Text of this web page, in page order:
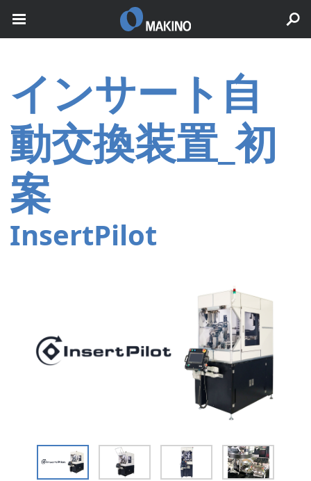
インサート自
動交換装置_初
案
InsertPilot